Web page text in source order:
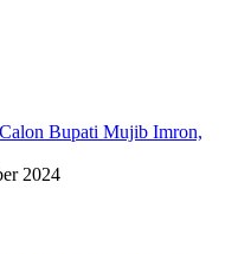
Bupati Mujib Imron,
2024